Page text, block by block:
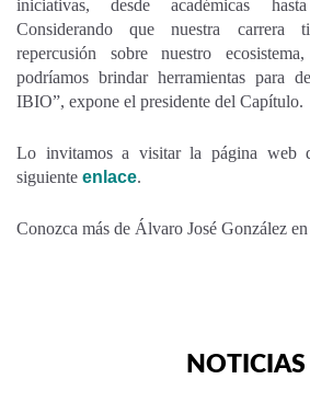
iniciativas, desde académicas
Considerando que nuestra carrera
repercusión sobre nuestro
podríamos brindar herramientas para
IBIO”, expone el presidente del Capítulo.
Lo invitamos a visitar la página web
siguiente enlace.
Conozca más de Álvaro José González
NOTICIAS